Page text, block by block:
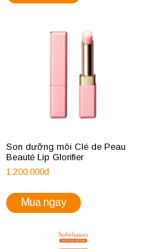
Son dưỡng môi Clé de Peau
Beauté Lip Glorifier
1.200.000đ
Mua ngay